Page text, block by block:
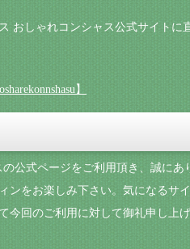
おしゃれコンシャス公式サイトに
】
公式ページをご利用頂き、誠にあ
ンをお楽しみ下さい。気になるサ
今回のご利用に対して御礼申し上げ